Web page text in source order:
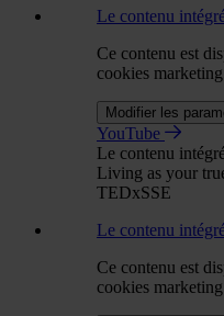
Le contenu
Ce contenu est
cookies
Modifier les
YouTube
Le contenu
Living as your
TEDxSSE
Le contenu
Ce contenu est
cookies